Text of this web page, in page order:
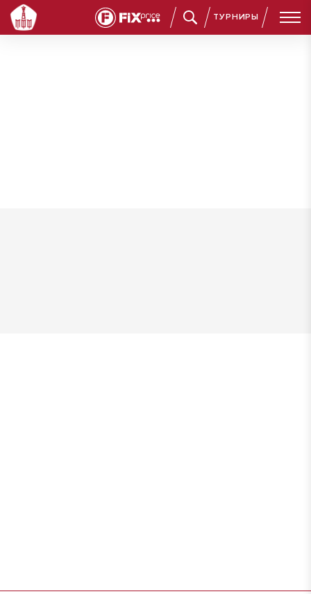
ТУРНИРЫ